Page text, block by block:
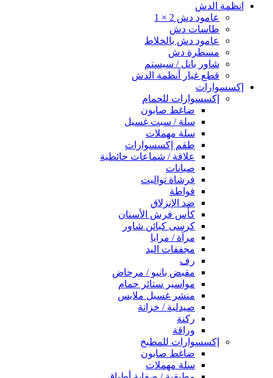
انظمة الدش
عامود دش 2 × 1
طاسات دش
عامود دش بالخلاط
مسطرة دش
شاور بانل / سيستم
قطع غيار أنظمة الدش
إكسسوارات
إكسسوارات للحمام
ضاغط صابون
سلة / سبت غسيل
سلة مهملات
طقم إكسسوارات
علاقة / شماعات حائطية
صبانات
فرشاة تواليت
فواطة
ضد الإنزلاق
كأس فرش الأسنان
كرسى كبائن شاور
مرآة / مرايا
مجففات اليد
رف
مقبض بانيو / مرحاض
مواسير ستائر حمام
منشر غسيل ملابس
صيدلية / خزانة
ركنة
وراقة
إكسسوارات للمطبخ
ضاغط صابون
سلة مهملات